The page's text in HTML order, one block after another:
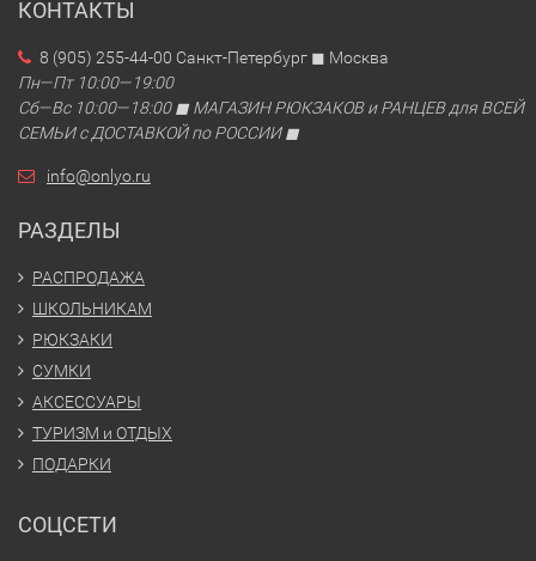
КОНТАКТЫ
8 (905) 255-44-00 Санкт-Петербург ◼ Москва
Пн—Пт 10:00—19:00
Сб—Вс 10:00—18:00 ◼ МАГАЗИН РЮКЗАКОВ и РАНЦЕВ для ВСЕЙ
СЕМЬИ с ДОСТАВКОЙ по РОССИИ ◼
info@onlyo.ru
РАЗДЕЛЫ
РАСПРОДАЖА
ШКОЛЬНИКАМ
РЮКЗАКИ
СУМКИ
АКСЕССУАРЫ
ТУРИЗМ и ОТДЫХ
ПОДАРКИ
СОЦСЕТИ